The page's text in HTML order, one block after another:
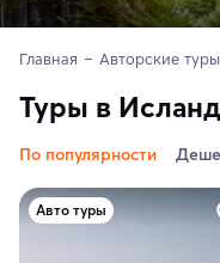
Главная Авторские туры
Туры в
По популярности
Авто туры